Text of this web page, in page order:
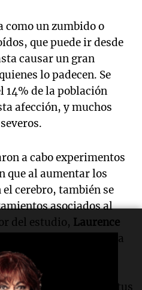
un zumbido o
que puede ir desde
causar un gran
lo padecen. Se
14% de la población
afección, y muchos
a cabo experimentos
que al aumentar los
cerebro, también se
asociados al
del estudio, Laurence
de otorrinolaringología
de OHSU
implicaciones
que sufren de tinnitus